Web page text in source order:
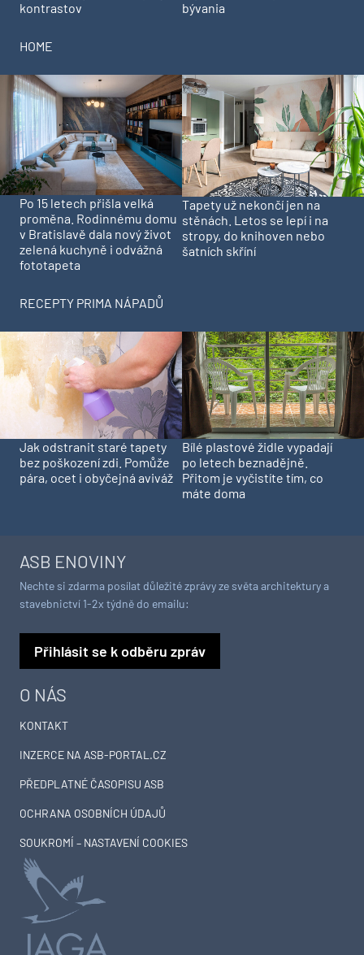
kontrastov
bývania
HOME
Po 15 letech přišla velká
proměna. Rodinnému domu
v Bratislavě dala nový život
zelená kuchyně i odvážná
fototapeta
Tapety už nekončí jen na
stěnách. Letos se lepí i na
stropy, do knihoven nebo
šatních skříní
RECEPTY PRIMA NÁPADŮ
Jak odstranit staré tapety
bez poškození zdi. Pomůže
pára, ocet i obyčejná aviváž
Bílé plastové židle vypadají
po letech beznadějně.
Přitom je vyčistíte tím, co
máte doma
O NÁS
KONTAKT
INZERCE NA ASB-PORTAL.CZ
PŘEDPLATNÉ ČASOPISU ASB
OCHRANA OSOBNÍCH ÚDAJŮ
SOUKROMÍ – NASTAVENÍ COOKIES
ASB ENOVINY
Nechte si zdarma posílat důležité zprávy ze světa architektury a
stavebnictví 1-2x týdně do emailu:
Přihlásit se k odběru zpráv